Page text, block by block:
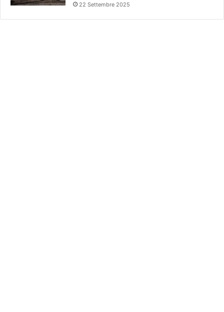
22 Settembre 2025